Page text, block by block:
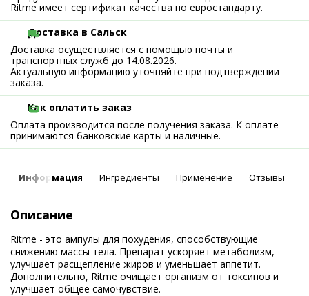
Ritme имеет сертификат качества по евростандарту.
Доставка в Сальск
Доставка осуществляется с помощью почты и
транспортных служб до 14.08.2026.
Актуальную информацию уточняйте при подтверждении
заказа.
Как оплатить заказ
Оплата производится после получения заказа. К оплате
принимаются банковские карты и наличные.
Информация Ингредиенты Применение Отзывы
Описание
Ritme - это ампулы для похудения, способствующие
снижению массы тела. Препарат ускоряет метаболизм,
улучшает расщепление жиров и уменьшает аппетит.
Дополнительно, Ritme очищает организм от токсинов и
улучшает общее самочувствие.